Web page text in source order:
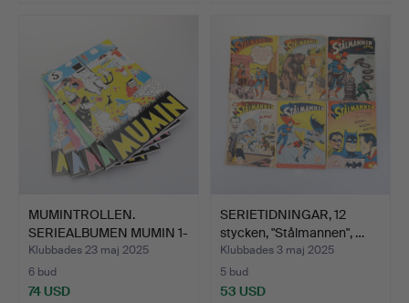
MUMINTROLLEN.
SERIEALBUMEN MUMIN 1-
5, Tove…
Klubbades 23 maj 2025
6 bud
74 USD
SERIETIDNINGAR, 12
stycken, "Stålmannen", …
Klubbades 3 maj 2025
5 bud
53 USD